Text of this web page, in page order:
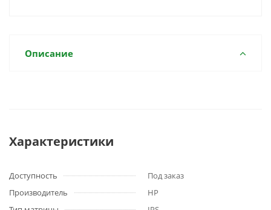
Описание
Характеристики
Доступность
Под заказ
Производитель
HP